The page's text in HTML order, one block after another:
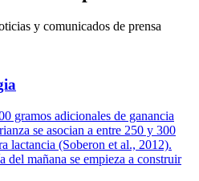
y comunicados de prensa
gramos adicionales de ganancia
se asocian a entre 250 y 300
lactancia (Soberon et al., 2012).
mañana se empieza a construir